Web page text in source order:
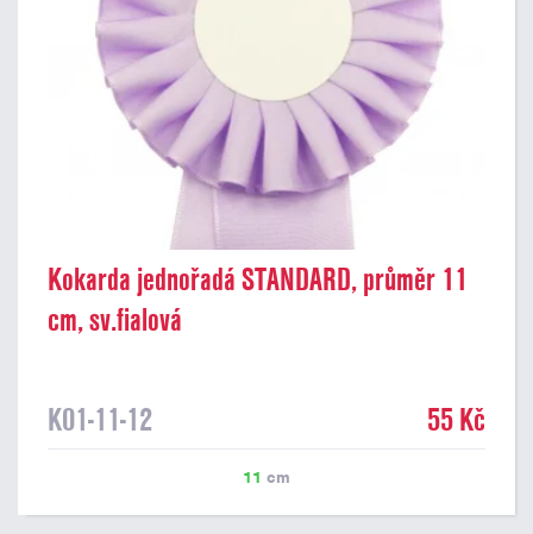
Kokarda jednořadá STANDARD, průměr 11
cm, sv.fialová
K01-11-12 55 Kč
11 cm